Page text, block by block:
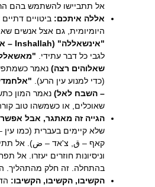
אל תתביישו להשתמש בהם
אללה איתכם: ביטויים
היומיומית, גם אצל אנשים
"אינשאללה" (Inshallah – אם ירצה האל)
לגבי כל דבר עתידי.
שאלוהים רצה)נאמר
(כדי למנוע עין הרע).
– השבח לאל)נאמר המון
שאוכלים, או כשמשהו טוב
הגייה זה מאתגר, אבל
שלא קיימים בעברית (כמו עין
קאף – ق, צ'אד – ض). אל
וניסיונות חוזרים יעזרו. אל
בהתחלה. זה חלק מהתהליך.
הקשיבו, הקשיבו, הקשיבו: